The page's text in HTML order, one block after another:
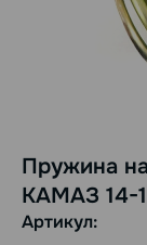
Пружина
КАМАЗ 14-
Артикул: